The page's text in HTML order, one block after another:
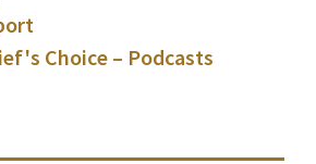
Choice – Podcasts